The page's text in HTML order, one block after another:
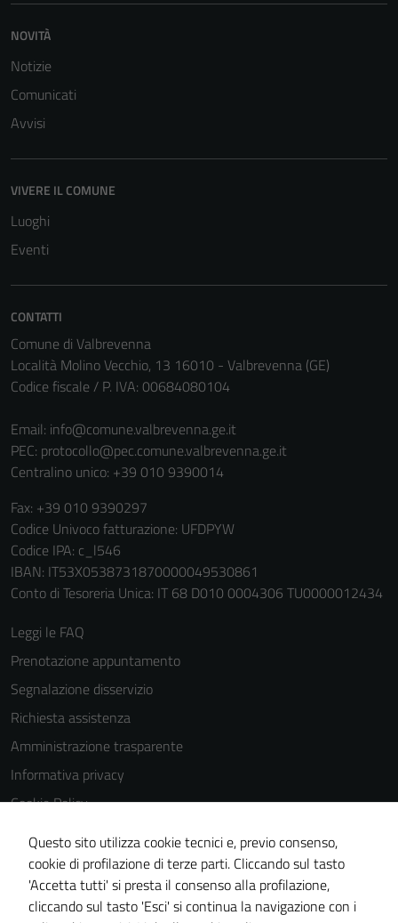
NOVITÀ
Notizie
Comunicati
Avvisi
VIVERE IL COMUNE
Luoghi
Eventi
CONTATTI
Comune di Valbrevenna
Località Molino Vecchio, 13 16010 - Valbrevenna (GE)
Codice fiscale / P. IVA: 00684080104
Email: info@comune.valbrevenna.ge.it
PEC: protocollo@pec.comune.valbrevenna.ge.it
Centralino unico: +39 010 9390014
Fax: +39 010 9390297
Codice Univoco fatturazione: UFDPYW
Codice IPA: c_l546
IBAN: IT53X0538731870000049530861
Conto di Tesoreria Unica: IT 68 D010 0004306 TU0000012434
Leggi le FAQ
Prenotazione appuntamento
Segnalazione disservizio
Richiesta assistenza
Amministrazione trasparente
Informativa privacy
Cookie Policy
Note legali
Dichiarazione di accessibilità
Whistleblowing
Piano di miglioramento del sito
Questo sito utilizza cookie tecnici e, previo consenso,
cookie di profilazione di terze parti. Cliccando sul tasto
'Accetta tutti' si presta il consenso alla profilazione,
cliccando sul tasto 'Esci' si continua la navigazione con i
del sito e non
informazioni
Terze parti
Questi cookie
impostati da
una serie di
estesa per i
possono
essere
delle
funzionalità
del sito.